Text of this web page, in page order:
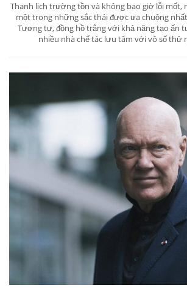
Thanh lịch trường tồn và không bao giờ lỗi mốt,
một trong những sắc thái được ưa chuộng
Tương tự, đồng hồ trắng với khả năng tạo ấn
nhiều nhà chế tác lưu tâm với vô số thử